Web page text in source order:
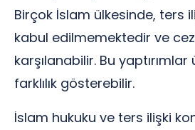
Birçok İslam ülkesinde, ters
kabul edilmemektedir ve
karşılanabilir. Bu
farklılık gösterebilir.
İslam hukuku ve ters ilişki